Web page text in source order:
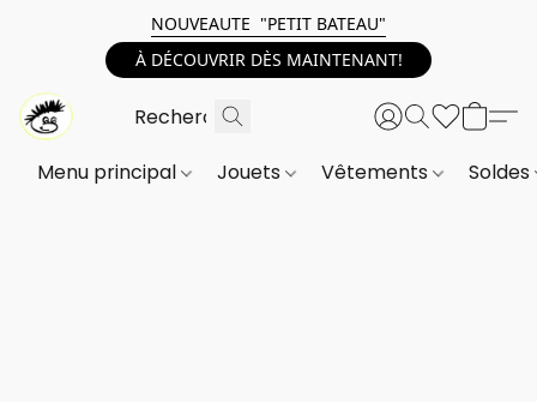
NOUVEAUTE "PETIT BATEAU"
À DÉCOUVRIR DÈS MAINTENANT!
Menu principal Jouets Vêtements Soldes